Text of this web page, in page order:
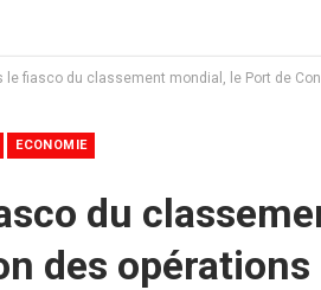
le fiasco du classement mondial, le Port de
ECONOMIE
du
des opérations